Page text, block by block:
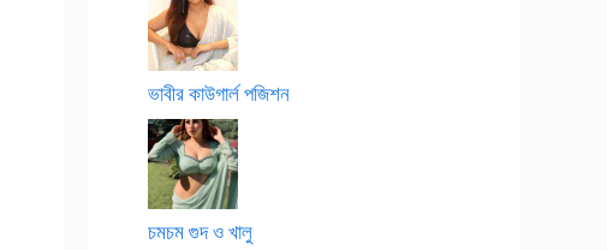
ভাবীর কাউগার্ল পজিশন
চমচম গুদ ও খালু